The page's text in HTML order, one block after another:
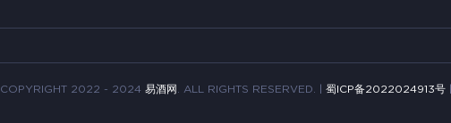
COPYRIGHT 2022 - 2024 易酒网 . ALL RIGHTS RESERVED. | 蜀ICP备2022024913号|